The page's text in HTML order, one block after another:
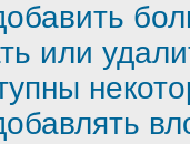
или